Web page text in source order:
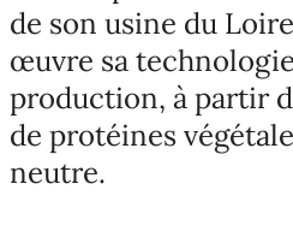
de son usine du
œuvre sa
production, à partir
de protéines
neutre.